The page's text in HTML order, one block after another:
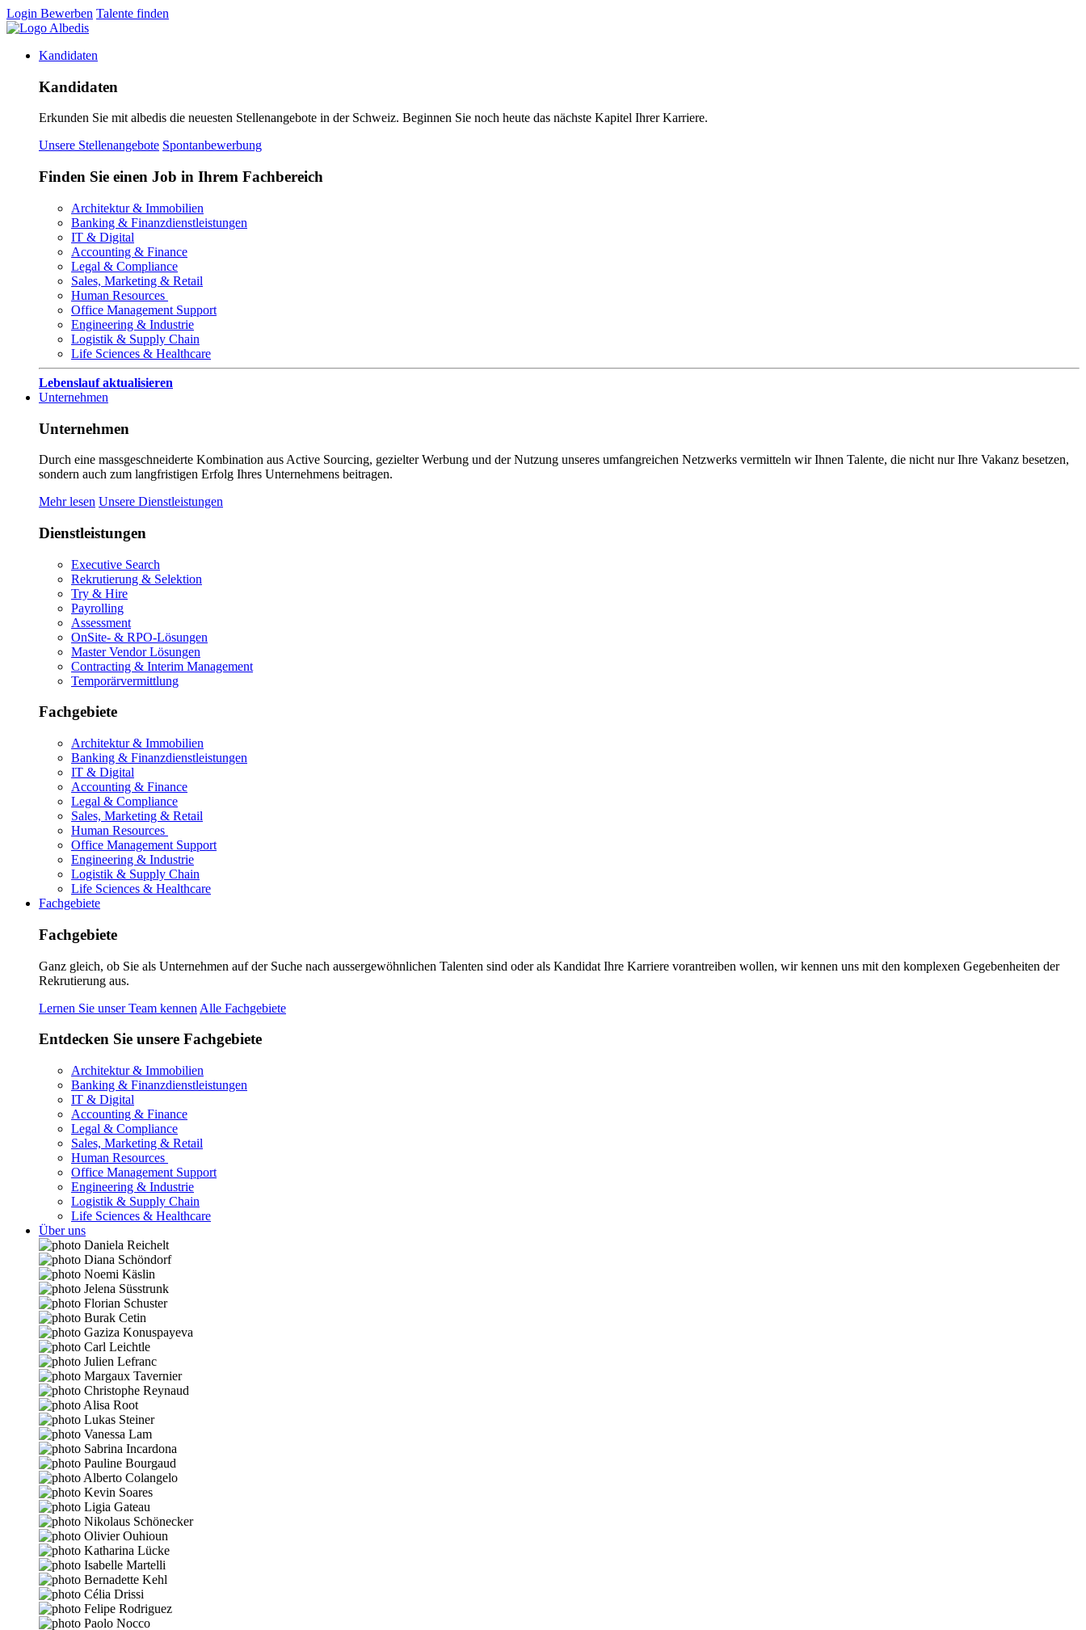
Login Bewerben Talente finden
Kandidaten
Kandidaten
Erkunden Sie mit albedis die neuesten Stellenangebote in der Schweiz. Beginnen Sie noch heute das nächste Kapitel Ihrer Karriere.
Unsere Stellenangebote Spontanbewerbung
Finden Sie einen Job in Ihrem Fachbereich
Architektur & Immobilien
Banking & Finanzdienstleistungen
IT & Digital
Accounting & Finance
Legal & Compliance
Sales, Marketing & Retail
Human Resources
Office Management Support
Engineering & Industrie
Logistik & Supply Chain
Life Sciences & Healthcare
Lebenslauf aktualisieren
Unternehmen
Unternehmen
Durch eine massgeschneiderte Kombination aus Active Sourcing, gezielter Werbung und der Nutzung unseres umfangreichen Netzwerks vermitteln wir Ihnen Talente, die nicht nur Ihre Vakanz besetzen,
sondern auch zum langfristigen Erfolg Ihres Unternehmens beitragen.
Mehr lesen Unsere Dienstleistungen
Dienstleistungen
Executive Search
Rekrutierung & Selektion
Try & Hire
Payrolling
Assessment
OnSite- & RPO-Lösungen
Master Vendor Lösungen
Contracting & Interim Management
Temporärvermittlung
Fachgebiete
Architektur & Immobilien
Banking & Finanzdienstleistungen
IT & Digital
Accounting & Finance
Legal & Compliance
Sales, Marketing & Retail
Human Resources
Office Management Support
Engineering & Industrie
Logistik & Supply Chain
Life Sciences & Healthcare
Fachgebiete
Fachgebiete
Ganz gleich, ob Sie als Unternehmen auf der Suche nach aussergewöhnlichen Talenten sind oder als Kandidat Ihre Karriere vorantreiben wollen, wir kennen uns mit den komplexen Gegebenheiten der
Rekrutierung aus.
Lernen Sie unser Team kennen Alle Fachgebiete
Entdecken Sie unsere Fachgebiete
Architektur & Immobilien
Banking & Finanzdienstleistungen
IT & Digital
Accounting & Finance
Legal & Compliance
Sales, Marketing & Retail
Human Resources
Office Management Support
Engineering & Industrie
Logistik & Supply Chain
Life Sciences & Healthcare
Über uns